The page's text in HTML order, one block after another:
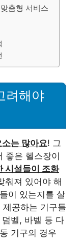
춤형 서비스
려해야
는 많아요! 그
좋은 헬스장이
시설들이 조화
춰져 있어야 해
이 있는지를 살
공하는 기구들
벨, 바벨 등 다
기구의 경우